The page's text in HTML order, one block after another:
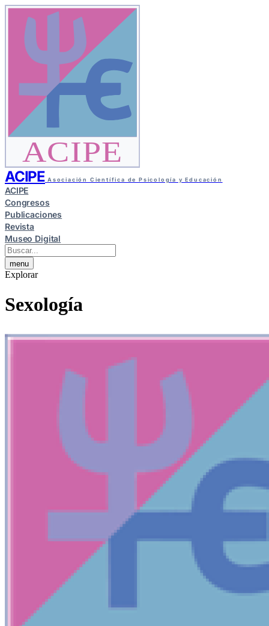
ACIPE
ACIPE Asociación Científica de Psicología y Educación
ACIPE
Congresos
Publicaciones
Revista
Museo Digital
menu
Explorar
Sexología